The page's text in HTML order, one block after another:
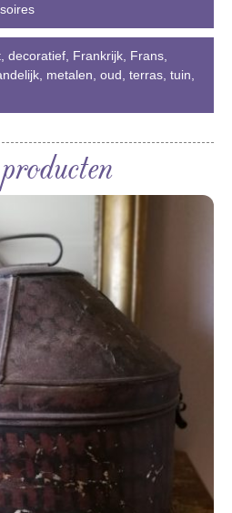
decoratief Frankrijk Frans
metalen oud terras tuin